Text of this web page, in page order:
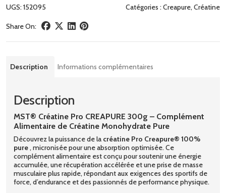
UGS:152095 Catégories :Creapure, Créatine
Share On:
Description Informations complémentaires
Description
MST® Créatine Pro CREAPURE 300g – Complément
Alimentaire de Créatine Monohydrate Pure
Découvrez la puissance de la créatine Pro Creapure® 100%
pure , micronisée pour une absorption optimisée. Ce
complément alimentaire est conçu pour soutenir une énergie
accumulée, une récupération accélérée et une prise de masse
musculaire plus rapide, répondant aux exigences des sportifs de
force, d’endurance et des passionnés de performance physique.